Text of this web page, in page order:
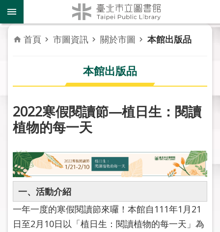
跳到主要內容區塊
到
館
資
訊
者
務
活
報
導
關
於
市
圖
首頁 市圖資訊 關於市圖 本館出版品
本館出版品
2022寒假閱讀節—植日生：閱讀
植物的每一天
一、活動介紹
一年一度的寒假閱讀節來囉！本館自111年1月21
日至2月10日以「植日生：閱讀植物的每一天」為